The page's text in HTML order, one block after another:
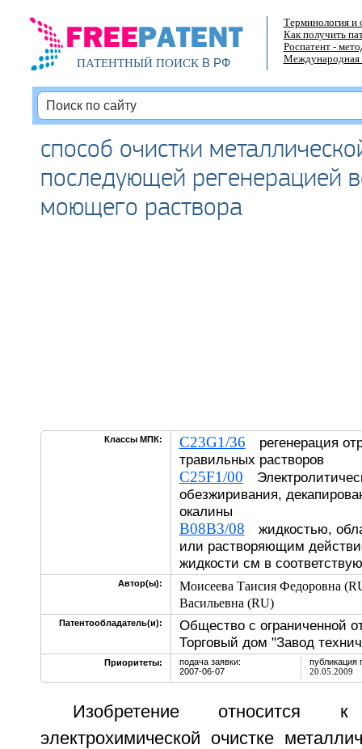
ПАТЕНТНЫЙ ПОИСКВ РФ
Терминология и
Как получить
Роспатент -
Международная
способ очистки
последующей регенерацией
моющего раствора
Классы МПК: C23G1/36 регенерация
травильных растворов
C25F1/00
обезжиривания,
окалины
B08B3/08 жидкостью,
или растворяющим
жидкости см в
Автор(ы):
Моисеева Таисия Федоровна
Васильевна (RU)
Патентообладатель(и):
Общество с ограниченной
Торговый дом "Завод
Приоритеты:
подача заявки:
2007-06-07
публикация
20.05.2009
Изобретение относится
электрохимической очистке